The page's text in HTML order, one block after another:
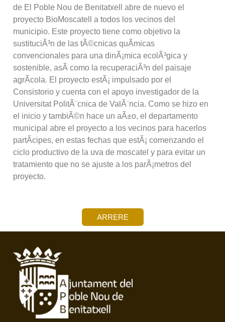
de El Poble Nou de Benitatxell abre de nuevo el
proyecto BioMoscatell a todos los vecinos del
municipio. Este proyecto tiene como objetivo la
sustituciÃ³n de las tÃ©cnicas quÃ­micas
convencionales para una dinÃ¡mica ecolÃ³gica y
sostenible, asÃ­ como la recuperaciÃ³n del paisaje
agrÃ­cola. El proyecto estÃ¡ impulsado por el
Consistorio y cuenta con el apoyo investigador de la
Universitat PolitÃ¨cnica de ValÃ¨ncia. Como se hizo en
el inicio y tambiÃ©n hace un aÃ±o, el departamento
municipal abre el proyecto a los vecinos para hacerlos
partÃ­cipes, en estas fechas que estÃ¡ comenzando el
ciclo productivo de la uva de moscatel y para evitar un
tratamiento que no se ajuste a los parÃ¡metros del
proyecto.
ARRERE